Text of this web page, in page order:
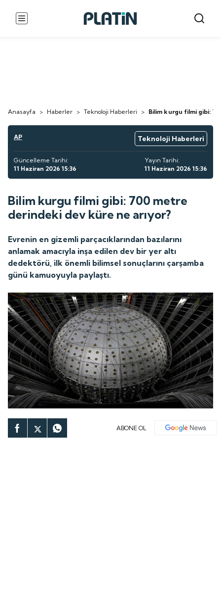
Anasayfa > Haberler > Teknoloji Haberleri > Bilim kurgu filmi gibi:
AP Teknoloji Haberleri
Güncelleme Tarihi:
11 Haziran 2026 15:36
Yayın Tarihi:
11 Haziran 2026 15:36
Bilim kurgu filmi gibi: 700 metre
derindeki dev küre ne arıyor?
Evrenin en gizemli parçacıklarından bazılarını
anlamak amacıyla inşa edilen dev bir yer altı
dedektörü, ilk önemli bilimsel sonuçlarını çarşamba
günü kamuoyuyla paylaştı.
ABONE OL